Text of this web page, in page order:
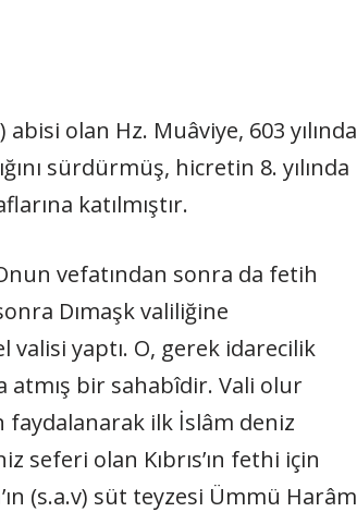
olan Hz. Muâviye, 603 yılında
sürdürmüş, hicretin 8. yılında
katılmıştır.
vefatından sonra da fetih
Dımaşk valiliğine
valisi yaptı. O, gerek idarecilik
atmış bir sahabîdir. Vali olur
faydalanarak ilk İslâm deniz
seferi olan Kıbrıs’ın fethi için
(s.a.v) süt teyzesi Ümmü Harâm